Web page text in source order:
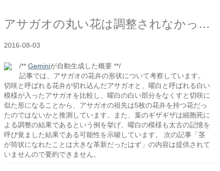
アサガオの丸い花は調整されなかった結果なのか？
2016-08-03
/** Geminiが自動生成した概要 **/
記事では、アサガオの花弁の形状について考察しています。
切咲と呼ばれる花弁が切れ込んだアサガオと、曜白と呼ばれる白い
模様が入ったアサガオを比較し、曜白の白い部分をなくすと切咲に
似た形になることから、アサガオの祖先は5枚の花弁を持つ花だっ
たのではないかと推測しています。また、葉のギザギザは細胞死に
よる調整の結果であるという例を挙げ、曜白の模様も太古の記憶を
呼び覚ました結果である可能性を示唆しています。 次の記事「茎
が筒状になれたことは大きな革新だったはず」の内容は提供されて
いませんので要約できません。